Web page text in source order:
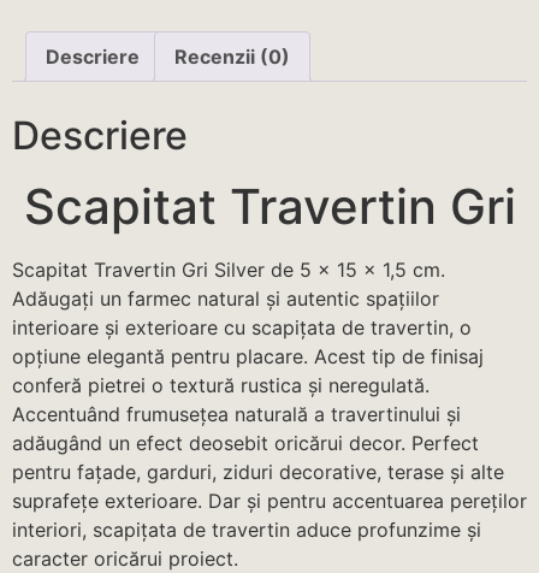
Descriere Recenzii (0)
Descriere
Scapitat Travertin Gri
Scapitat Travertin Gri Silver de 5 x 15 x 1,5 cm.
Adăugați un farmec natural și autentic spațiilor
interioare și exterioare cu scapițata de travertin, o
opțiune elegantă pentru placare. Acest tip de finisaj
conferă pietrei o textură rustica și neregulată.
Accentuând frumusețea naturală a travertinului și
adăugând un efect deosebit oricărui decor. Perfect
pentru fațade, garduri, ziduri decorative, terase și alte
suprafețe exterioare. Dar și pentru accentuarea pereților
interiori, scapițata de travertin aduce profunzime și
caracter oricărui proiect.